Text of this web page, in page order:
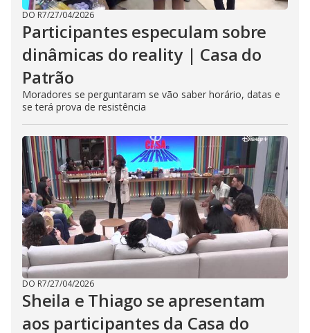
DO R7/27/04/2026
Participantes especulam sobre
dinâmicas do reality | Casa do
Patrão
Moradores se perguntaram se vão saber horário, datas e
se terá prova de resistência
DO R7/27/04/2026
Sheila e Thiago se apresentam
aos participantes da Casa do